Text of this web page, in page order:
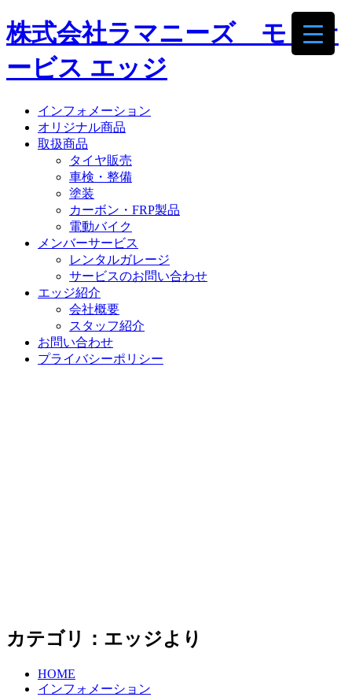
株式会社ラマニーズ モトサ
ービス エッジ
インフォメーション
オリジナル商品
取扱商品
タイヤ販売
車検・整備
塗装
カーボン・FRP製品
電動バイク
メンバーサービス
レンタルガレージ
サービスのお問い合わせ
エッジ紹介
会社概要
スタッフ紹介
お問い合わせ
プライバシーポリシー
カテゴリ：エッジより
HOME
インフォメーション